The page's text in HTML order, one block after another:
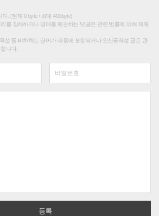
. (현재 0 byte / 최대 400byte)
를 침해하거나 명예를 훼손하는 댓글은 관련 법률에 의해 제재
설 등 비하하는 단어가 내용에 포함되거나 인신공격성 글은 관
니다.